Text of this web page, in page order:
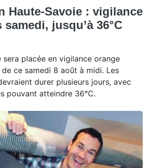
Haute-Savoie : vigilance
jusqu’à 36°C
sera placée en vigilance orange
ce samedi 8 août à midi. Les
durer plusieurs jours, avec
pouvant atteindre 36°C.